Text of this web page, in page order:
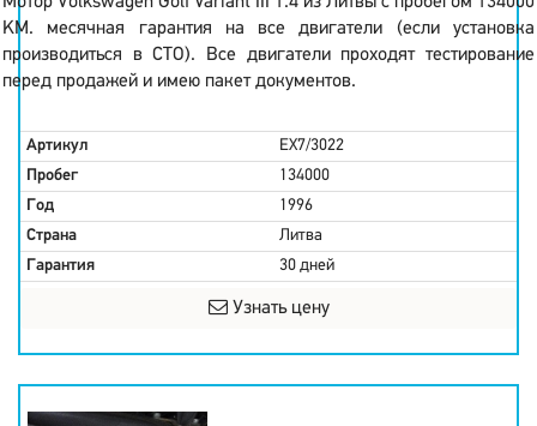
KM. месячная гарантия на все двигатели (если установка
производиться в СТО). Все двигатели проходят тестирование
перед продажей и имею пакет документов.
Артикул
EX7/3022
Пробег
134000
Год
1996
Страна
Литва
Гарантия
30 дней
Узнать цену